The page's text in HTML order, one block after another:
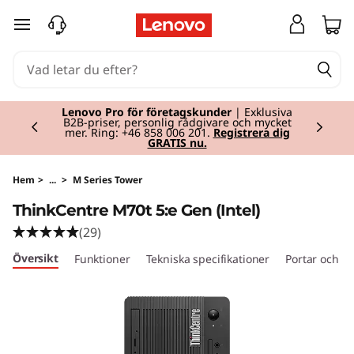
T
k
C
e
n
hoppa vidare till huvudinnehållet
Lenovo Pro för företagskunder | Exklusiva
B2B-priser, personlig rådgivare och mycket
mer. Ring: +46 858 006 201. Registrera dig
GRATIS nu.
Currently displaying item 2 of 2
Hem > ... > M Series Tower
ThinkCentre M70t 5:e Gen (Intel)
(29)
Översikt Funktioner Tekniska specifikationer Portar och